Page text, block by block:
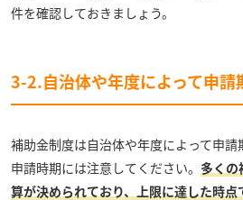
件を確認しておきましょう。
3-2.自治体や年度によって申請
補助金制度は自治体や年度によって申請
申請時期には注意してください。 多くの
算が決められており、上限に達した時点